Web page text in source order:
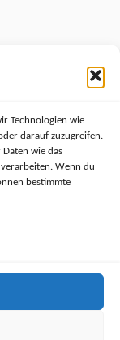
Technologien wie
darauf zuzugreifen.
wie das
Wenn du
bestimmte